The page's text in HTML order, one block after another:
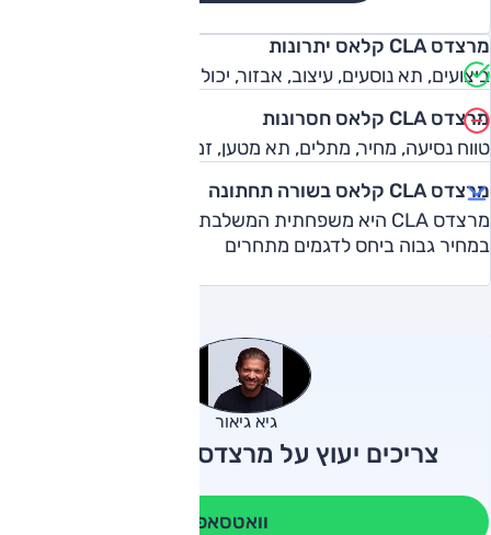
מרצדס CLA קלאס יתרונות
ביצועים, תא נוסעים, עיצוב, אבזור, יכולת דינמית
מרצדס CLA קלאס חסרונות
טווח נסיעה, מחיר, מתלים, תא מטען, זמן טעינה
מרצדס CLA קלאס בשורה תחתונה
מרצדס CLA היא משפחתית המשלבת אלגנטיות וספורטיביות
במחיר גבוה ביחס לדגמים מתחרים
גיא גיאור
צריכים יעוץ על מרצדס CLA קלאס?
וואטסאפ